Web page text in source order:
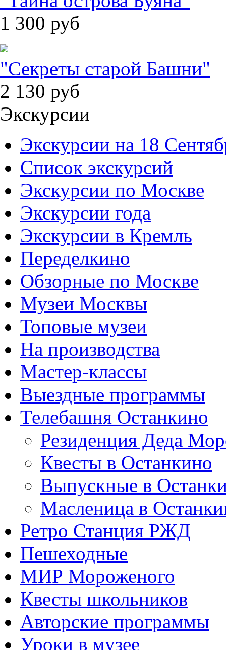
1 300 руб
"Секреты старой Башни"
2 130 руб
Экскурсии
Экскурсии на 18
Список экскурсий
Экскурсии по Москве
Экскурсии года
Экскурсии в Кремль
Переделкино
Обзорные по Москве
Музеи Москвы
Топовые музеи
На производства
Мастер-классы
Выездные программы
Телебашня Останкино
Резиденция Деда
Квесты в Останкино
Выпускные в
Масленица в
Ретро Станция РЖД
Пешеходные
МИР Мороженого
Квесты школьников
Авторские программы
Уроки в музее